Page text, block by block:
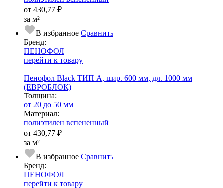
от 430,77 ₽
за м²
В избранное Сравнить
Бренд:
ПЕНОФОЛ
перейти к товару
Пенофол Black ТИП A, шир. 600 мм, дл. 1000 мм
(ЕВРОБЛОК)
Тол­щи­на:
от 20 до 50 мм
Ма­­те­­ри­­ал:
полиэтилен вспененный
от 430,77 ₽
за м²
В избранное Сравнить
Бренд:
ПЕНОФОЛ
перейти к товару